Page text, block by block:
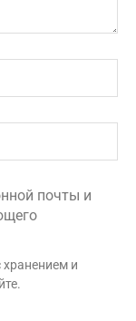
почты и
хранением и